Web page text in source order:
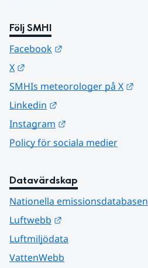
Följ SMHI
Facebook
X
SMHIs meteorologer på X
Linkedin
Instagram
Policy för sociala medier
Datavärdskap
Nationella emissionsdatabasen
Luftwebb
Luftmiljödata
VattenWebb